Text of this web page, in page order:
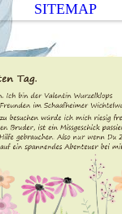
SITEMAP